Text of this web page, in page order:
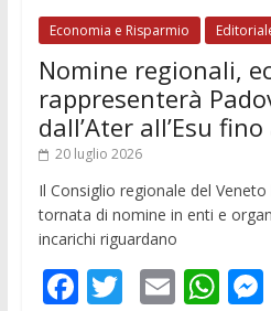
Economia e Risparmio
Nomine regionali,
rappresenterà
dall’Ater all’Esu
20 luglio 2026
Il Consiglio regionale del
tornata di nomine in enti e
incarichi riguardano
F T E W